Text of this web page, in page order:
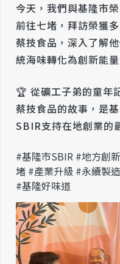
今天，我們與基隆市
前往七堵，拜訪榮獲
蔡技食品，深入了解
統海味轉化為創新能量
🏆 從礦工子弟的童年
蔡技食品的故事，是
SBIR支持在地創業的
#基隆市SBIR #地方創
堵 #產業升級 #永續製
#基隆好味道